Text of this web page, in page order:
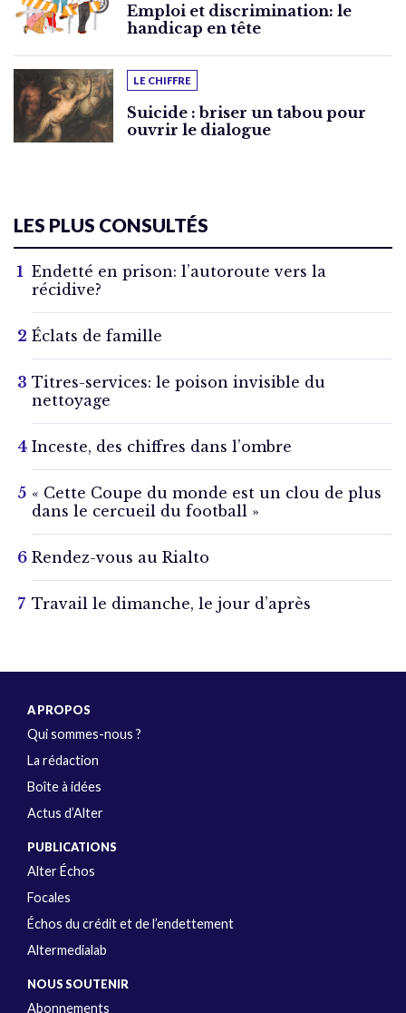
Emploi et discrimination: le
handicap en tête
LE CHIFFRE
Suicide : briser un tabou pour
ouvrir le dialogue
LES PLUS CONSULTÉS
Endetté en prison: l’autoroute vers la
récidive?
Éclats de famille
Titres-services: le poison invisible du
nettoyage
Inceste, des chiffres dans l’ombre
« Cette Coupe du monde est un clou de plus
dans le cercueil du football »
Rendez-vous au Rialto
Travail le dimanche, le jour d’après
A PROPOS
Qui sommes-nous ?
La rédaction
Boîte à idées
Actus d’Alter
PUBLICATIONS
Alter Échos
Focales
Échos du crédit et de l’endettement
Altermedialab
NOUS SOUTENIR
Abonnements